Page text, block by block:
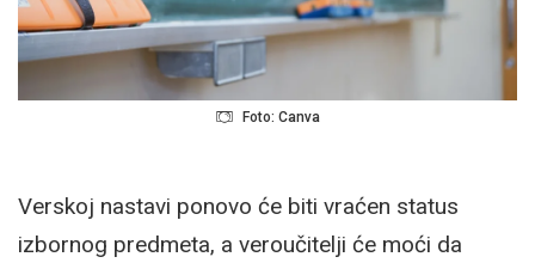
Foto: Canva
Verskoj nastavi ponovo će biti vraćen status
izbornog predmeta, a veroučitelji će moći da